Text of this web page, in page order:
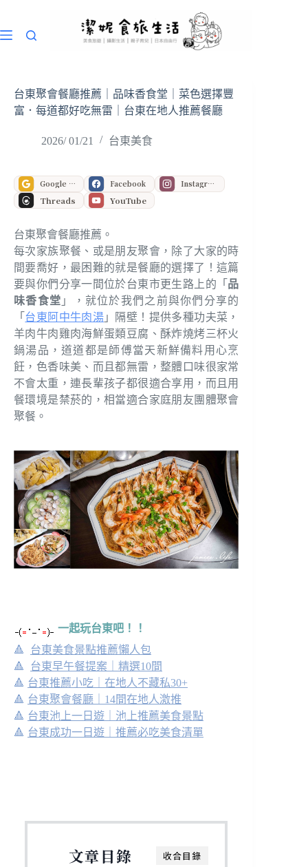
主
台東聚會餐廳推薦｜品味香食堂｜菜色選擇豐
富．每道都好吃無雷｜台東在地人推薦餐廳
2026/ 01/21 台東美食
Google 偏好來源 Facebook Instagram
Threads YouTube
台東聚會餐廳推薦。
每次家族聚餐、或是朋友聚會，除了大家的時
間要喬好，最困難的就是餐廳的選擇了！這篇
要與你們分享一間位於台東市更生路上的「 品
味香食堂 」，就位於我們之前與你們分享的
「 台東阿中牛肉湯 」隔壁！提供多種功夫菜，
羊肉牛肉雞肉海鮮蛋類豆腐、酥炸燒烤三杯火
鍋湯品，道道都是師傅當天新鮮備料用心烹
飪，色香味美、而且都無雷，整體口味很家常
不會太重，連長輩孩子都很適合享用，而且用
餐環境是禁菸的，相當適合家庭朋友團體聚會
聚餐。
一起玩台東吧！！
🔺
台東美食景點推薦懶人包
🔺
台東早午餐提案｜精選10間
🔺 台東推薦小吃｜在地人不藏私30+
🔺 台東聚會餐廳｜14間在地人激推
🔺 台東池上一日遊｜池上推薦美食景點
🔺 台東成功一日遊｜推薦必吃美食清單
收合目錄
文章目錄